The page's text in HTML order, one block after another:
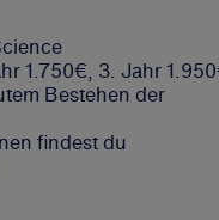
1.750€, 3. Jahr
Bestehen der
findest du